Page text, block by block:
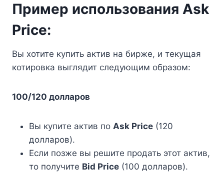
Пример использования Ask
Price:
Вы хотите купить актив на бирже, и текущая
котировка выглядит следующим образом:
100/120 долларов
Вы купите актив по Ask Price (120
долларов).
Если позже вы решите продать этот актив,
то получите Bid Price (100 долларов).